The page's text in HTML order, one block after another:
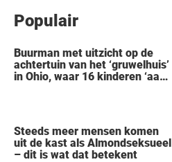
Populair
Buurman met uitzicht op de
achtertuin van het ‘gruwelhuis’
in Ohio, waar 16 kinderen ‘aan
Steeds meer mensen komen
uit de kast als Almondseksueel
– dit is wat dat betekent